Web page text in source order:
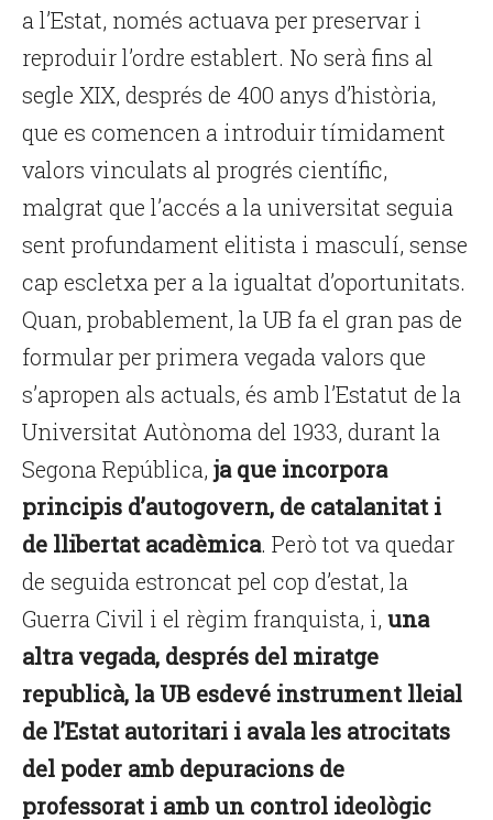
a l’Estat, només actuava per preservar i
reproduir l’ordre establert. No serà fins al
segle XIX, després de 400 anys d’història,
que es comencen a introduir tímidament
valors vinculats al progrés científic,
malgrat que l’accés a la universitat seguia
sent profundament elitista i masculí, sense
cap escletxa per a la igualtat d’oportunitats.
Quan, probablement, la UB fa el gran pas de
formular per primera vegada valors que
s’apropen als actuals, és amb l’Estatut de la
Universitat Autònoma del 1933, durant la
Segona República, ja que incorpora
principis d’autogovern, de catalanitat i
de llibertat acadèmica. Però tot va quedar
de seguida estroncat pel cop d’estat, la
Guerra Civil i el règim franquista, i, una
altra vegada, després del miratge
republicà, la UB esdevé instrument lleial
de l’Estat autoritari i avala les atrocitats
del poder amb depuracions de
professorat i amb un control ideològic